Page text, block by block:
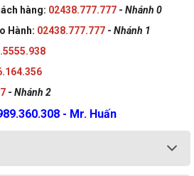
hàng: 02438.777.777 - Nhánh 0
Hành: 02438.777.777 - Nhánh 1
- Nhánh 2
- Mr. Huấn